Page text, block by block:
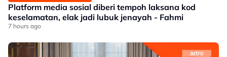
Platform media sosial diberi tempoh laksana kod
keselamatan, elak jadi lubuk jenayah - Fahmi
7 hours ago